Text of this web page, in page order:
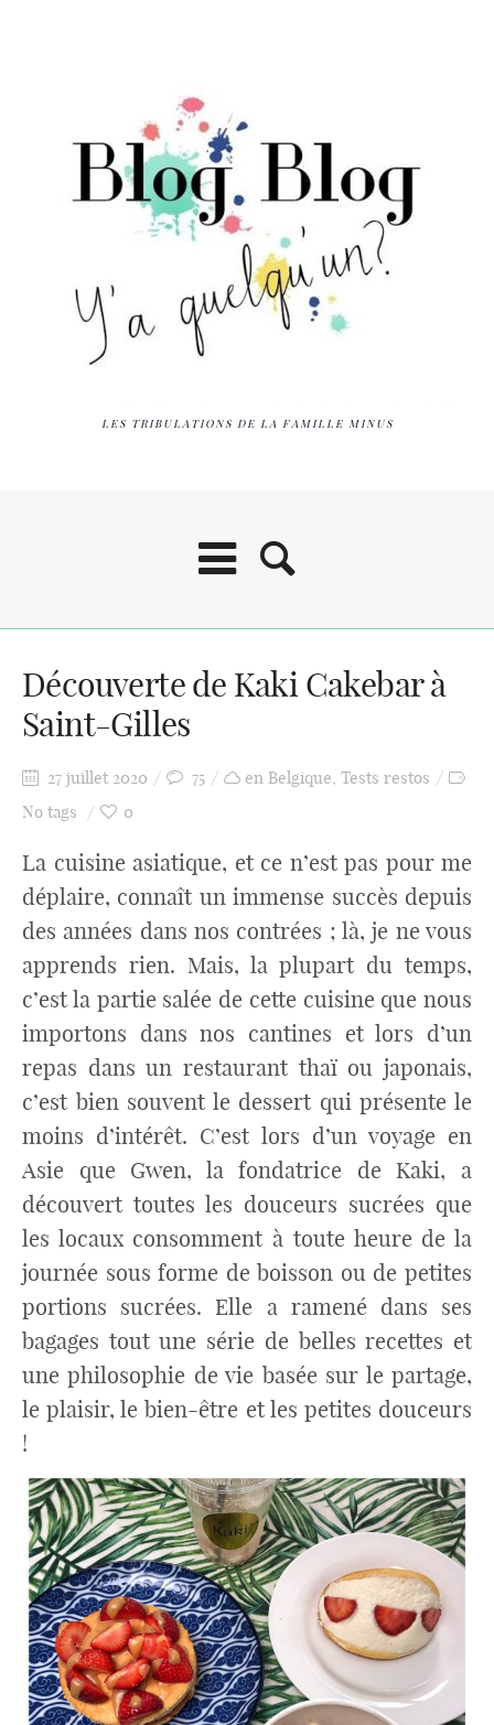
LES TRIBULATIONS DE LA FAMILLE MINUS
Découverte de Kaki Cakebar à
Saint-Gilles
27 juillet 2020 75 en Belgique, Tests restos
No tags
0
La cuisine asiatique, et ce n’est pas pour me
déplaire, connaît un immense succès depuis
des années dans nos contrées ; là, je ne vous
apprends rien. Mais, la plupart du temps,
c’est la partie salée de cette cuisine que nous
importons dans nos cantines et lors d’un
repas dans un restaurant thaï ou japonais,
c’est bien souvent le dessert qui présente le
moins d’intérêt. C’est lors d’un voyage en
Asie que Gwen, la fondatrice de Kaki, a
découvert toutes les douceurs sucrées que
les locaux consomment à toute heure de la
journée sous forme de boisson ou de petites
portions sucrées. Elle a ramené dans ses
bagages tout une série de belles recettes et
une philosophie de vie basée sur le partage,
le plaisir, le bien-être et les petites douceurs
!